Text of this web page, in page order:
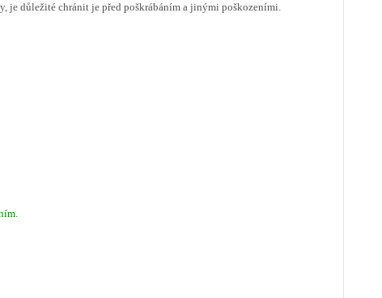
důležité chránit je před poškrábáním a jinými poškozeními.